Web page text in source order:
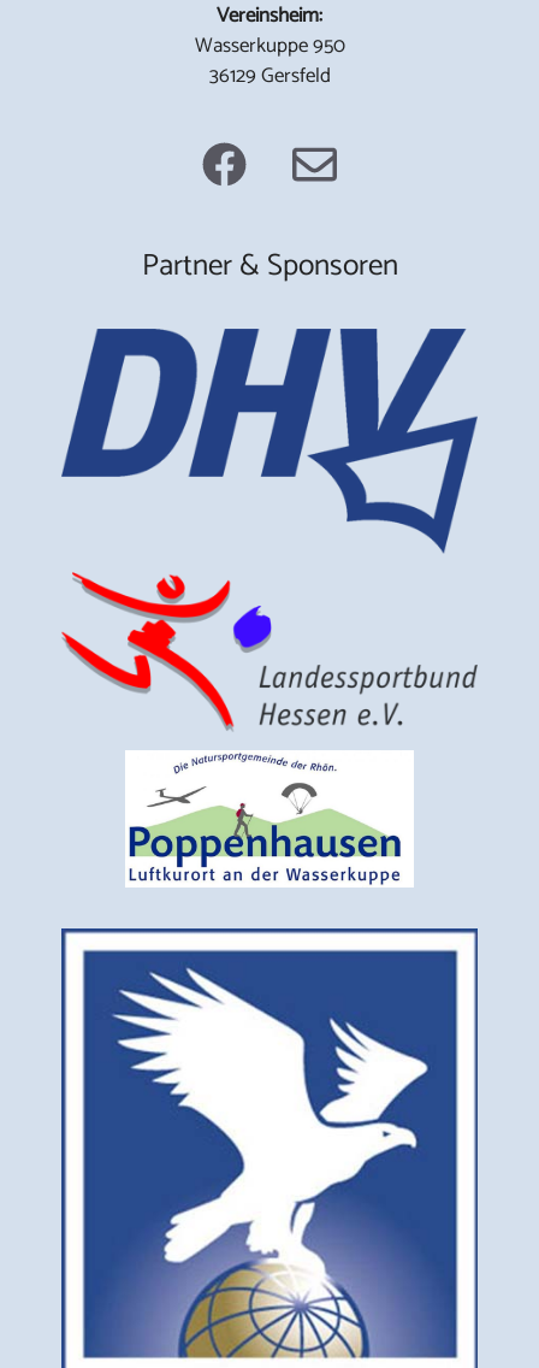
Vereinsheim:
Wasserkuppe 950
36129 Gersfeld
Partner & Sponsoren